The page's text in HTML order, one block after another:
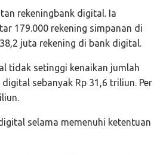
rekeningbank digital. Ia
179.000 rekening simpanan di
juta rekening di bank digital.
tidak setinggi kenaikan jumlah
sebanyak Rp 31,6 triliun. Per
selama memenuhi ketentuan